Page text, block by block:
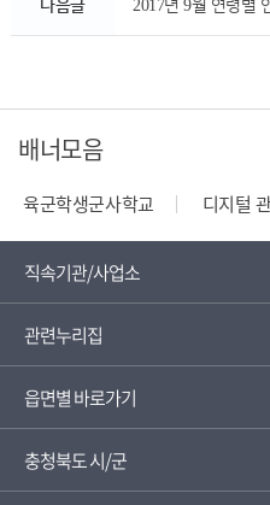
다음글 2017년 9월 연령별
배너모음
육군학생군사학교 디지털
직속기관/사업소
관련누리집
읍면별 바로가기
충청북도 시/군